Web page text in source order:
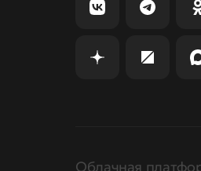
Облачная